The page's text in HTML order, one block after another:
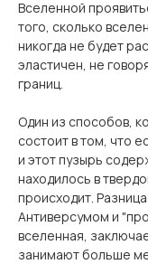
Вселенной
того, сколько
никогда не будет
эластичен, не
границ.
Один из способов,
состоит в том, что
и этот пузырь
находилось в
происходит.
Антиверсумом и
вселенная,
занимают больше